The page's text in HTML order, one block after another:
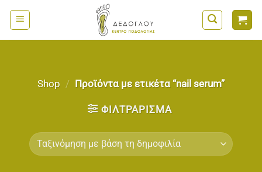
Μετάβαση
στο
περιεχόμενο
Shop / Προϊόντα με ετικέτα “nail serum”
ΦΙΛΤΡΆΡΙΣΜΑ